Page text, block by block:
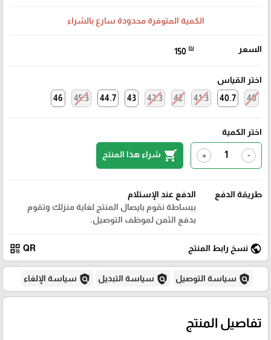
الكمية المتوفرة محدودة سارع بالشراء
السعر 150 ₪
اختر القياس
40
40.7
41.3
42
42.3
43
44.7
45.3
46
اختر الكمية
-
+
shopping_cart شراء هذا المنتج
طريقة الدفع
الدفع عند الإستلام
ببساطة نقوم بايصال المنتج لغاية منزلك وتقوم
بدفع الثمن لموظف التوصيل.
public نسخ رابط المنتج QR
qr_code
policy سياسة التوصيل policy سياسة التبديل policy سياسة الإلغاء
تفاصيل المنتج